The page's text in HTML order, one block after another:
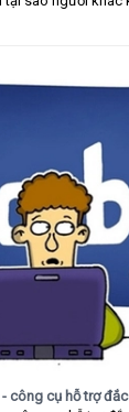
công cụ hỗ trợ